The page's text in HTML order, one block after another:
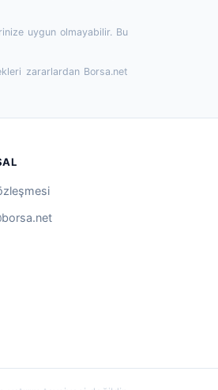
uygun olmayabilir. Bu
zararlardan Borsa.net